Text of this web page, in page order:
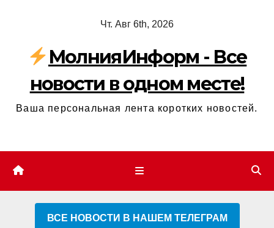
содержимому
Чт. Авг 6th, 2026
МолнияИнформ - Все
новости в одном месте!
Ваша персональная лента коротких новостей.
ВСЕ НОВОСТИ В НАШЕМ ТЕЛЕГРАМ